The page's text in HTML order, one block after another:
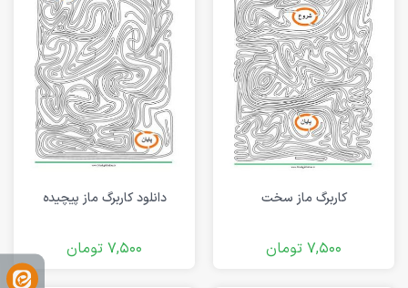
کاربرگ ماز سخت
7,500 تومان
دانلود کاربرگ ماز پیچیده
7,500 تومان